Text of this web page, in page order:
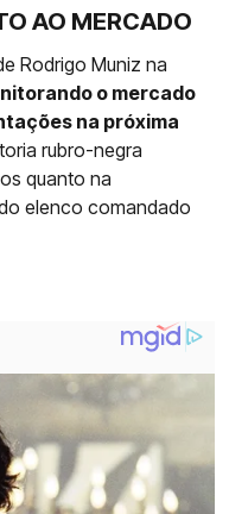
AO MERCADO
Rodrigo Muniz na
o mercado
na próxima
rubro-negra
quanto na
elenco comandado